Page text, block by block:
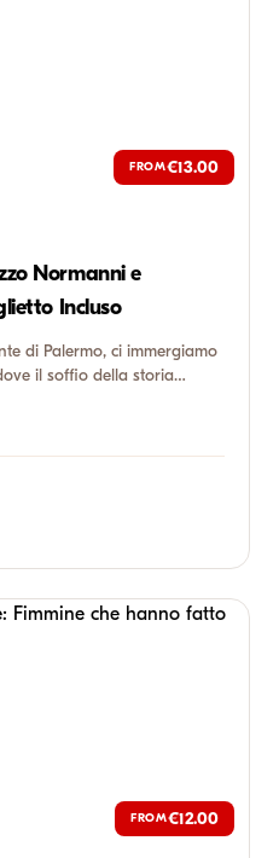
FROM€13.00
Normanni e
Incluso
di Palermo, ci immergiamo
il soffio della storia
FROM€12.00